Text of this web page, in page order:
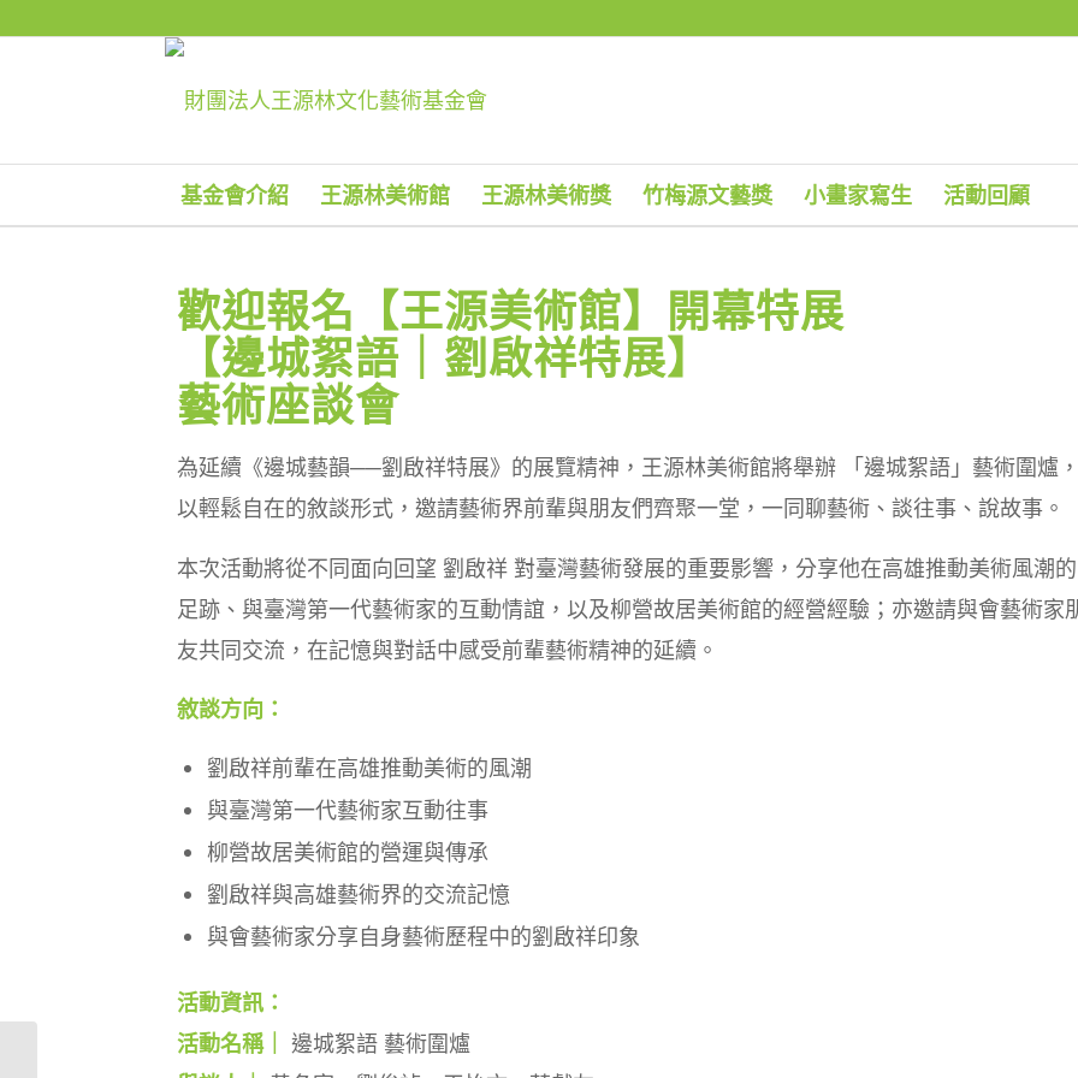
基金會介紹 王源林美術館 王源林美術獎 竹梅源文藝獎 小畫家寫生 活動回顧
歡迎報名【王源美術館】開幕特展
【邊城絮語｜劉啟祥特展】
藝術座談會
為延續《邊城藝韻──劉啟祥特展》的展覽精神，王源林美術館將舉辦 「邊城絮語」藝術圍爐
以輕鬆自在的敘談形式，邀請藝術界前輩與朋友們齊聚一堂，一同聊藝術、談往事、說故事。
本次活動將從不同面向回望 劉啟祥 對臺灣藝術發展的重要影響，分享他在高雄推動美術風潮的
足跡、與臺灣第一代藝術家的互動情誼，以及柳營故居美術館的經營經驗；亦邀請與會藝術家
友共同交流，在記憶與對話中感受前輩藝術精神的延續。
敘談方向：
劉啟祥前輩在高雄推動美術的風潮
與臺灣第一代藝術家互動往事
柳營故居美術館的營運與傳承
劉啟祥與高雄藝術界的交流記憶
與會藝術家分享自身藝術歷程中的劉啟祥印象
活動資訊：
活動名稱｜
邊城絮語 藝術圍爐
王源林美術館開幕暨